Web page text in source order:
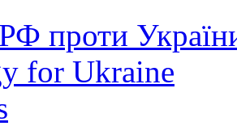
проти
for Ukraine